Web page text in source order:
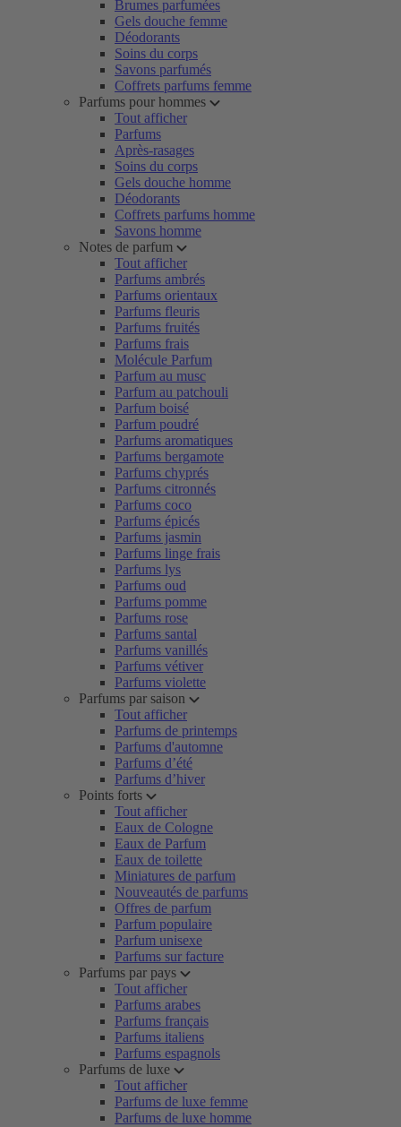
Brumes parfumées
Gels douche femme
Déodorants
Soins du corps
Savons parfumés
Coffrets parfums femme
Parfums pour hommes
Tout afficher
Parfums
Après-rasages
Soins du corps
Gels douche homme
Déodorants
Coffrets parfums homme
Savons homme
Notes de parfum
Tout afficher
Parfums ambrés
Parfums orientaux
Parfums fleuris
Parfums fruités
Parfums frais
Molécule Parfum
Parfum au musc
Parfum au patchouli
Parfum boisé
Parfum poudré
Parfums aromatiques
Parfums bergamote
Parfums chyprés
Parfums citronnés
Parfums coco
Parfums épicés
Parfums jasmin
Parfums linge frais
Parfums lys
Parfums oud
Parfums pomme
Parfums rose
Parfums santal
Parfums vanillés
Parfums vétiver
Parfums violette
Parfums par saison
Tout afficher
Parfums de printemps
Parfums d'automne
Parfums d’été
Parfums d’hiver
Points forts
Tout afficher
Eaux de Cologne
Eaux de Parfum
Eaux de toilette
Miniatures de parfum
Nouveautés de parfums
Offres de parfum
Parfum populaire
Parfum unisexe
Parfums sur facture
Parfums par pays
Tout afficher
Parfums arabes
Parfums français
Parfums italiens
Parfums espagnols
Parfums de luxe
Tout afficher
Parfums de luxe femme
Parfums de luxe homme